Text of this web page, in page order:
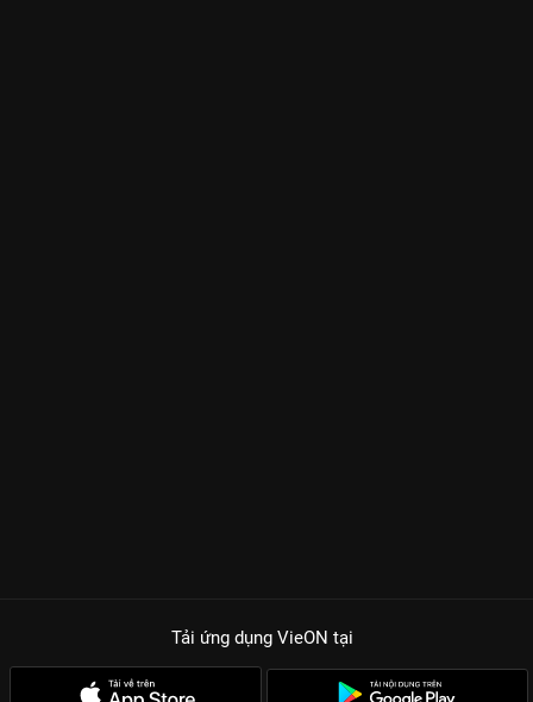
Tải ứng dụng VieON tại